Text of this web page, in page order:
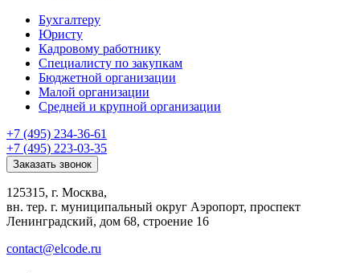
Бухгалтеру
Юристу
Кадровому работнику
Специалисту по закупкам
Бюджетной организации
Малой организации
Средней и крупной организации
+7 (495) 234-36-61
+7 (495) 223-03-35
Заказать звонок
125315, г. Москва,
вн. тер. г. муниципальный округ Аэропорт, проспект
Ленинградский, дом 68, строение 16
contact@elcode.ru